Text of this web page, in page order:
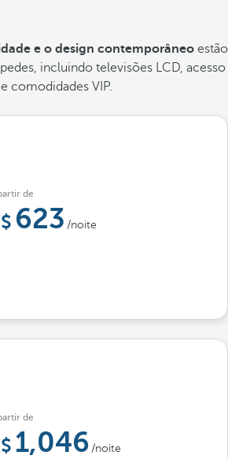
e o design contemporâneo estão
incluindo televisões LCD, acesso
comodidades VIP.
de
623 /noite
de
1,046 /noite